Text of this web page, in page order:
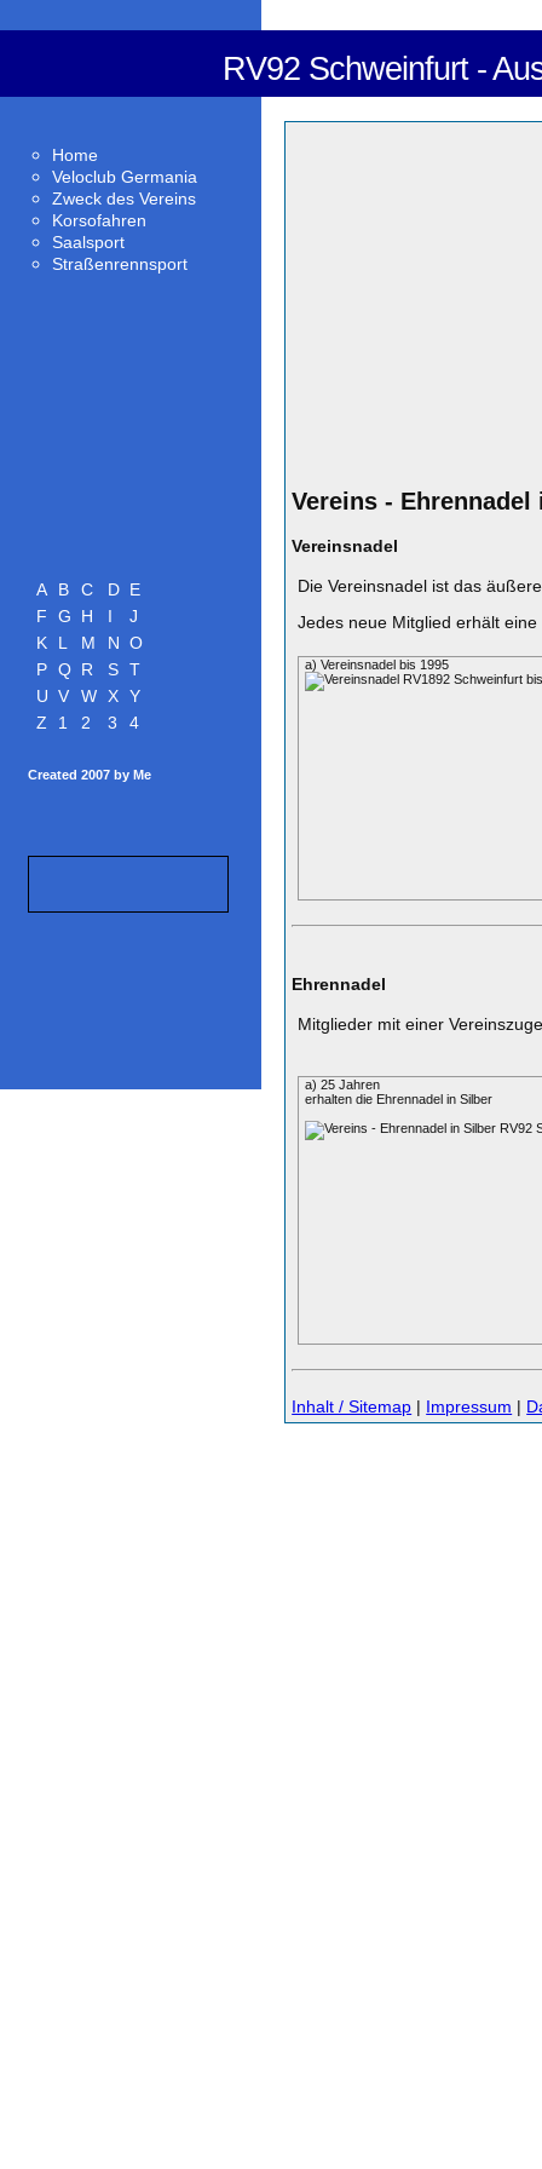
Home
Veloclub Germania
Zweck des Vereins
Korsofahren
Saalsport
Straßenrennsport
A B C D
E
F
G H
J
K
L M N
O
P
Q R S
T
U V W X
Y
Z
1 2 3 4
Created 2007 by Me
RV92 Schweinfurt -
Vereins -
Vereinsnadel
Die Vereinsnadel ist das
Jedes neue Mitglied erhält eine
a) Vereinsnadel bis 1995
Ehrennadel
Mitglieder mit einer
a) 25 Jahren
erhalten die Ehrennadel in Silber
Inhalt / Sitemap | Impressum |